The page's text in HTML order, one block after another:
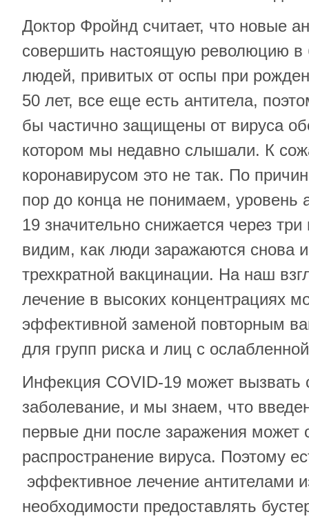
Доктор Фройнд считает, что новые
совершить настоящую революцию в
людей, привитых от оспы при
50 лет, все еще есть антитела,
бы частично защищены от вируса
котором мы недавно слышали. К
коронавирусом это не так. По
пор до конца не понимаем, уровень
19 значительно снижается через
видим, как люди заражаются снова
трехкратной вакцинации. На наш
лечение в высоких концентрациях
эффективной заменой повторным
для групп риска и лиц с
Инфекция COVID-19 может вызвать
заболевание, и мы знаем, что
первые дни после заражения может
распространение вируса. Поэтому
эффективное лечение антителами
необходимости предоставлять